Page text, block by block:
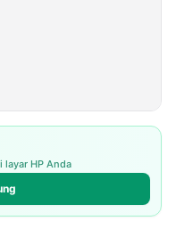
layar HP Anda